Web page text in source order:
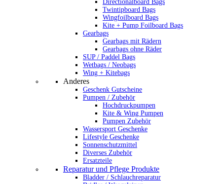
Directionalboard Bags
Twintipboard Bags
Wingfoilboard Bags
Kite + Pump Foilboard Bags
Gearbags
Gearbags mit Rädern
Gearbags ohne Räder
SUP / Paddel Bags
Wetbags / Neobags
Wing + Kitebags
Anderes
Geschenk Gutscheine
Pumpen / Zubehör
Hochdruckpumpen
Kite & Wing Pumpen
Pumpen Zubehör
Wassersport Geschenke
Lifestyle Geschenke
Sonnenschutzmittel
Diverses Zubehör
Ersatzteile
Reparatur und Pflege Produkte
Bladder / Schlauchreparatur